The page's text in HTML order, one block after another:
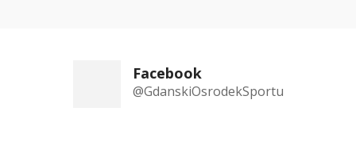
Facebook
@GdanskiOsrodekSportu